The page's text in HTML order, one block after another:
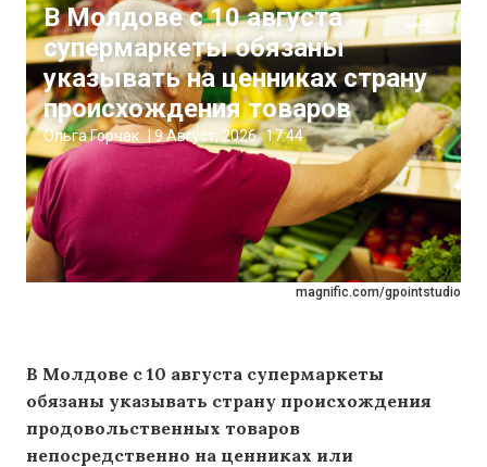
magnific.com/gpointstudio
В Молдове с 10 августа
супермаркеты обязаны
указывать на ценниках страну
происхождения товаров
Ольга Горчак |9 Август, 2026 17:44
В Молдове с 10 августа супермаркеты
обязаны указывать страну происхождения
продовольственных товаров
непосредственно на ценниках или